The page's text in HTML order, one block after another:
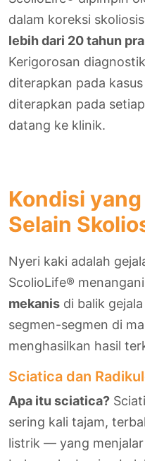
dalam koreksi
lebih dari 20 tahun
Kerigorosan
diterapkan pada
diterapkan pada
datang ke klinik.
Kondisi
Selain
Nyeri kaki adalah
ScolioLife® menangani
mekanis di balik
segmen-segmen di
menghasilkan hasil
Sciatica dan
Apa itu sciatica?
sering kali tajam,
listrik — yang